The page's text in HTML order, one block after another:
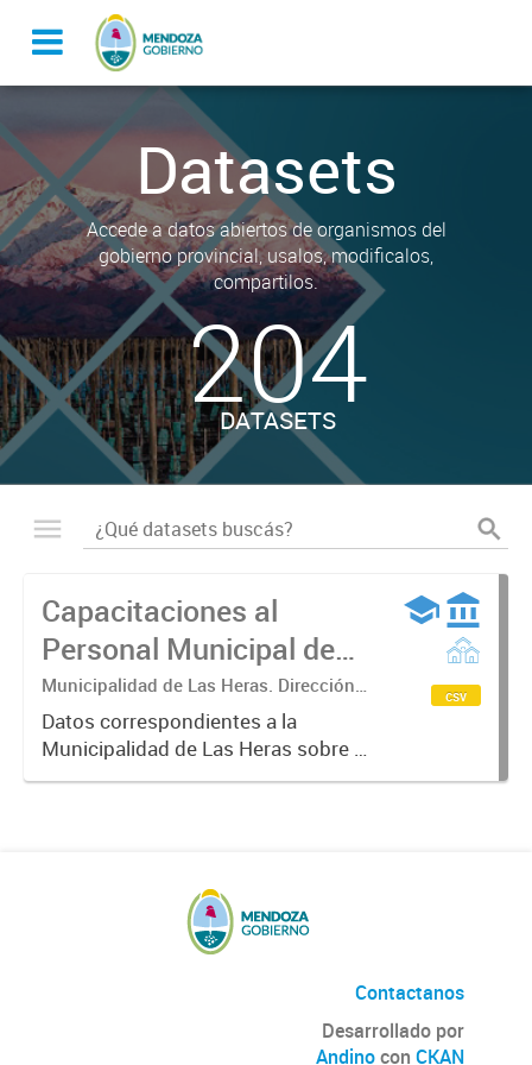
Datasets
Accede a datos abiertos de organismos del
gobierno provincial, usalos, modificalos,
compartilos.
204
DATASETS
Capacitaciones al
Personal Municipal de
Las Heras
Municipalidad de Las Heras. Dirección
de Desarrollo Organizacional.
Datos correspondientes a la
Municipalidad de Las Heras sobre el
proceso de formación en el que se
csv
Contactanos
Desarrollado por
Andinocon CKAN